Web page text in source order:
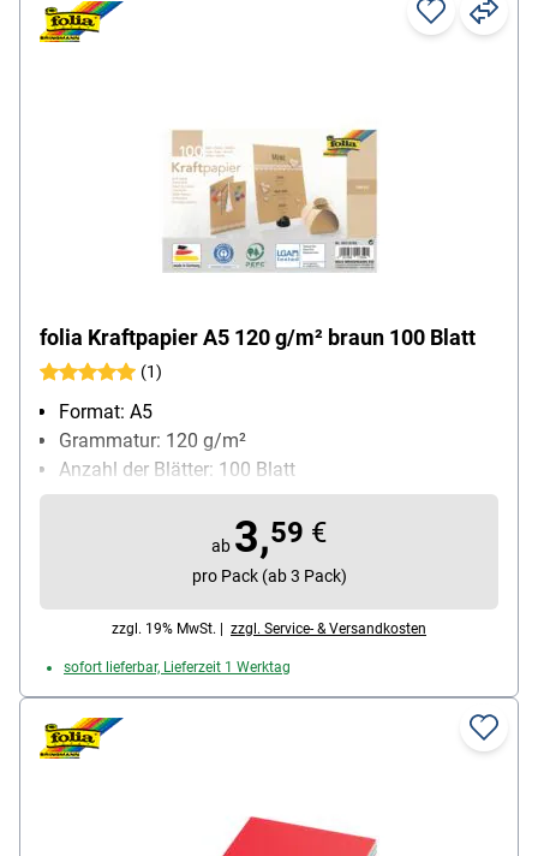
folia Kraftpapier A5 120 g/m² braun 100 Blatt
(1)
Format: A5
Grammatur: 120 g/m²
Anzahl der Blätter: 100 Blatt
ab 3,59 €
pro Pack (ab 3 Pack)
zzgl. 19% MwSt. | zzgl. Service- & Versandkosten
sofort lieferbar, Lieferzeit 1 Werktag